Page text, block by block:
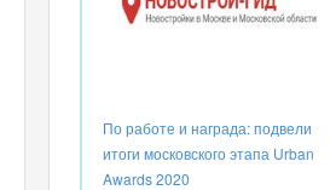
По работе и награда: подвели
итоги московского этапа Urban
Awards 2020